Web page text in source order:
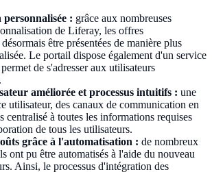
: grâce aux nombreuses
de Liferay, les offres
être présentées de manière plus
Le portail dispose également d'un service
de s'adresser aux utilisateurs
améliorée et processus intuitifs : une
utilisateur, des canaux de communication en
centralisé à toutes les informations requises
de tous les utilisateurs.
grâce à l'automatisation : de nombreux
ont pu être automatisés à l'aide du nouveau
Ainsi, le processus d'intégration des